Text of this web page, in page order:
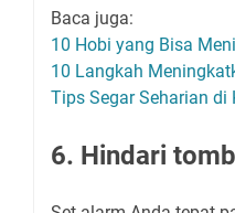
Baca juga:
10 Hobi yang Bisa
10 Langkah
Tips Segar Seharian di
6. Hindari